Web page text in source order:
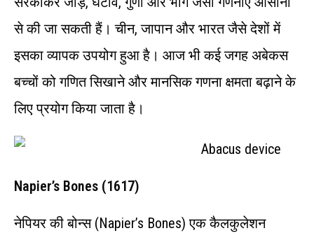
से की जा सकती हैं। चीन, जापान और भारत जैसे देशों में
इसका व्यापक उपयोग हुआ है। आज भी कई जगह अबेकस
बच्चों को गणित सिखाने और मानसिक गणना क्षमता बढ़ाने के
लिए प्रयोग किया जाता है।
Napier’s Bones (1617)
नेपियर की बोन्स (Napier’s Bones) एक कैलकुलेशन